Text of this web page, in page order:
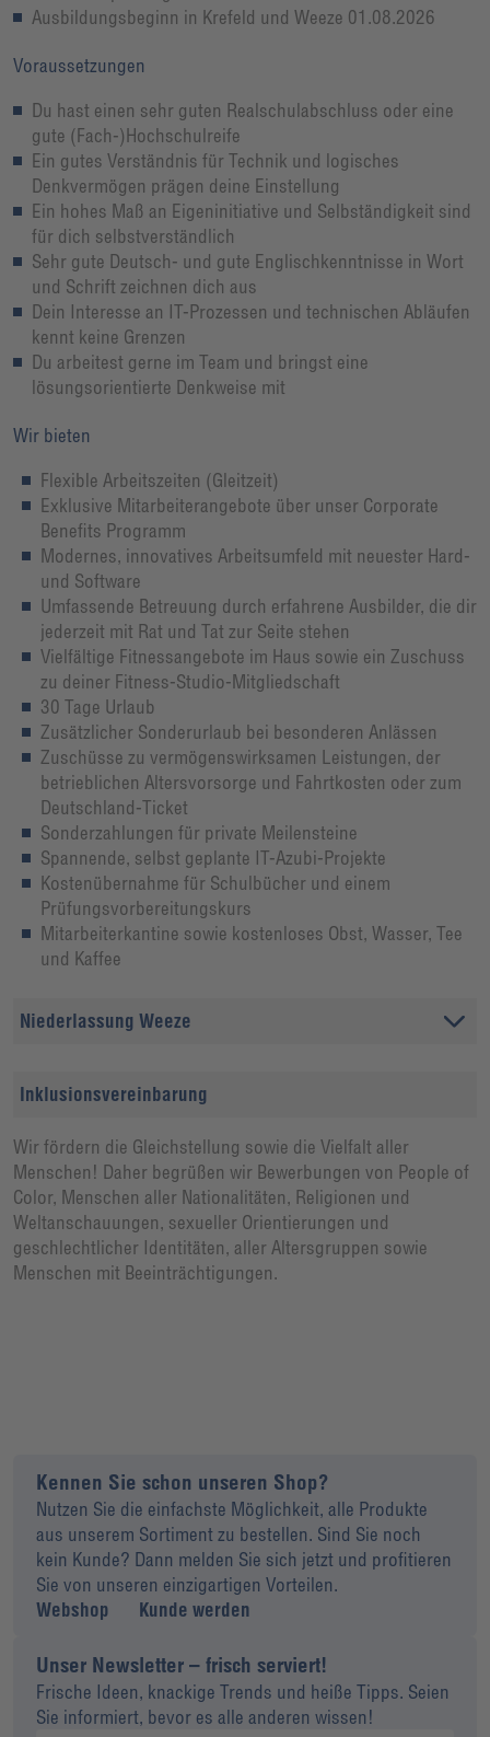
Ausbildungsbeginn in Krefeld und Weeze 01.08.2026
Voraussetzungen
Du hast einen sehr guten Realschulabschluss oder eine
gute (Fach-)Hochschulreife
Ein gutes Verständnis für Technik und logisches
Denkvermögen prägen deine Einstellung
Ein hohes Maß an Eigeninitiative und Selbständigkeit sind
für dich selbstverständlich
Sehr gute Deutsch- und gute Englischkenntnisse in Wort
und Schrift zeichnen dich aus
Dein Interesse an IT-Prozessen und technischen Abläufen
kennt keine Grenzen
Du arbeitest gerne im Team und bringst eine
lösungsorientierte Denkweise mit
Wir bieten
Flexible Arbeitszeiten (Gleitzeit)
Exklusive Mitarbeiterangebote über unser Corporate
Benefits Programm
Modernes, innovatives Arbeitsumfeld mit neuester Hard-
und Software
Umfassende Betreuung durch erfahrene Ausbilder, die dir
jederzeit mit Rat und Tat zur Seite stehen
Vielfältige Fitnessangebote im Haus sowie ein Zuschuss
zu deiner Fitness-Studio-Mitgliedschaft
30 Tage Urlaub
Zusätzlicher Sonderurlaub bei besonderen Anlässen
Zuschüsse zu vermögenswirksamen Leistungen, der
betrieblichen Altersvorsorge und Fahrtkosten oder zum
Deutschland-Ticket
Sonderzahlungen für private Meilensteine
Spannende, selbst geplante IT-Azubi-Projekte
Kostenübernahme für Schulbücher und einem
Prüfungsvorbereitungskurs
Mitarbeiterkantine sowie kostenloses Obst, Wasser, Tee
und Kaffee
Niederlassung Weeze
Inklusionsvereinbarung
Wir fördern die Gleichstellung sowie die Vielfalt aller
Menschen! Daher begrüßen wir Bewerbungen von People of
Color, Menschen aller Nationalitäten, Religionen und
Weltanschauungen, sexueller Orientierungen und
geschlechtlicher Identitäten, aller Altersgruppen sowie
Menschen mit Beeinträchtigungen.
Kennen Sie schon unseren Shop?
Nutzen Sie die einfachste Möglichkeit, alle Produkte
aus unserem Sortiment zu bestellen. Sind Sie noch
kein Kunde? Dann melden Sie sich jetzt und profitieren
Sie von unseren einzigartigen Vorteilen.
Webshop
Kunde werden
Unser Newsletter – frisch serviert!
Frische Ideen, knackige Trends und heiße Tipps. Seien
Sie informiert, bevor es alle anderen wissen!